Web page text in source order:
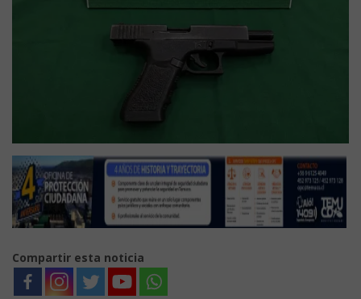
Compartir esta noticia